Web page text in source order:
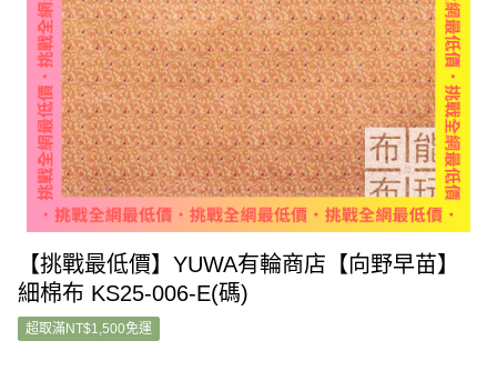
【挑戰最低價】YUWA有輪商店【向野早苗】
細棉布 KS25-006-E(碼)
超取滿NT$1,500免運